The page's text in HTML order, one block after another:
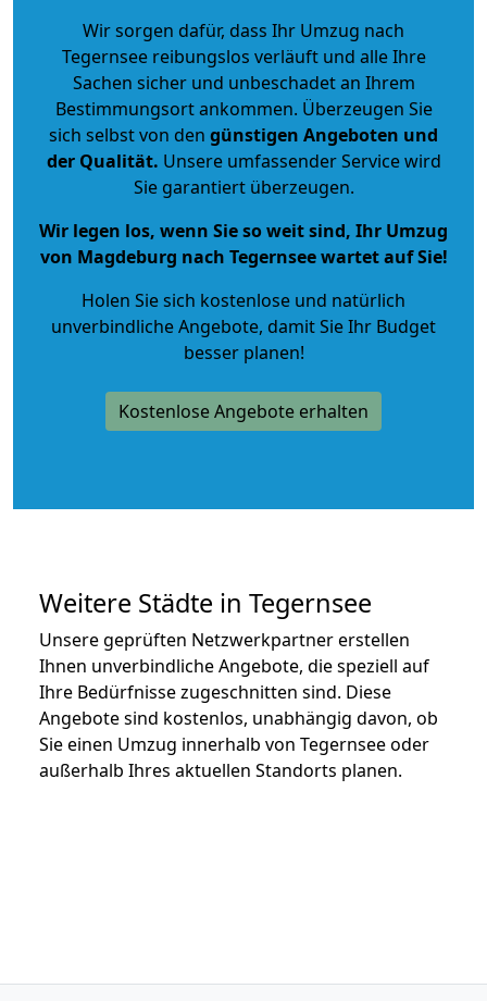
Wir sorgen dafür, dass Ihr Umzug nach
Tegernsee reibungslos verläuft und alle Ihre
Sachen sicher und unbeschadet an Ihrem
Bestimmungsort ankommen. Überzeugen Sie
sich selbst von den günstigen Angeboten und
der Qualität. Unsere umfassender Service wird
Sie garantiert überzeugen.
Wir legen los, wenn Sie so weit sind, Ihr Umzug
von Magdeburg nach Tegernsee wartet auf Sie!
Holen Sie sich kostenlose und natürlich
unverbindliche Angebote, damit Sie Ihr Budget
besser planen!
Kostenlose Angebote erhalten
Weitere Städte in Tegernsee
Unsere geprüften Netzwerkpartner erstellen
Ihnen unverbindliche Angebote, die speziell auf
Ihre Bedürfnisse zugeschnitten sind. Diese
Angebote sind kostenlos, unabhängig davon, ob
Sie einen Umzug innerhalb von Tegernsee oder
außerhalb Ihres aktuellen Standorts planen.